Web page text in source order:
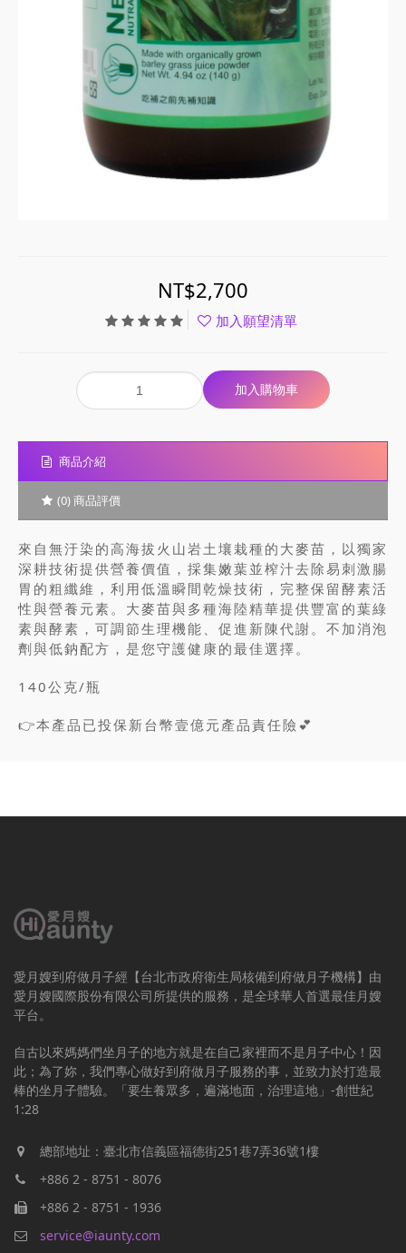
NT$2,700
加入願望清單
商品介紹
(0) 商品評價
來自無汙染的高海拔火山岩土壤栽種的大麥苗，以獨家
深耕技術提供營養價值，採集嫩葉並榨汁去除易刺激腸
胃的粗纖維，利用低溫瞬間乾燥技術，完整保留酵素活
性與營養元素。大麥苗與多種海陸精華提供豐富的葉綠
素與酵素，可調節生理機能、促進新陳代謝。不加消泡
劑與低鈉配方，是您守護健康的最佳選擇。
140公克/瓶
👉本產品已投保新台幣壹億元產品責任險💕
愛月嫂到府做月子經【台北市政府衛生局核備到府做月子機構】由
愛月嫂國際股份有限公司所提供的服務，是全球華人首選最佳月嫂
平台。
自古以來媽媽們坐月子的地方就是在自己家裡而不是月子中心！因
此；為了妳，我們專心做好到府做月子服務的事，並致力於打造最
棒的坐月子體驗。「要生養眾多，遍滿地面，治理這地」-創世紀
1:28
總部地址：臺北市信義區福德街251巷7弄36號1樓
+886 2 - 8751 - 8076
+886 2 - 8751 - 1936
service@iaunty.com